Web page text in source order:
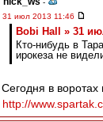
-
31 июл 2013 11:46
Bobi Hall » 31
Кто-нибудь в
ирокеза не
Сегодня в воротах
http://